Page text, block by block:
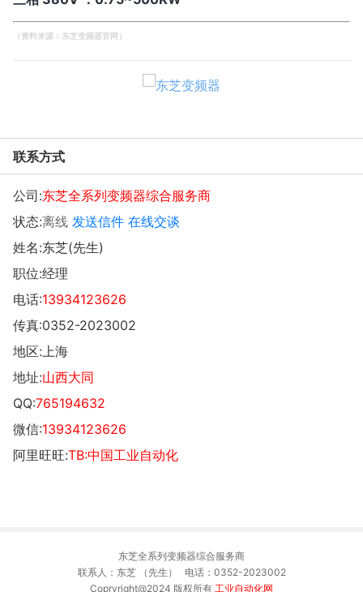
（资料来源： 东芝变频器官网 ）
联系方式
公司:东芝全系列变频器综合服务商
状态:离线 发送信件 在线交谈
姓名:东芝(先生)
职位:经理
电话:13934123626
传真:0352-2023002
地区:上海
地址:山西大同
QQ:765194632
微信:13934123626
阿里旺旺:TB:中国工业自动化
东芝全系列变频器综合服务商
联系人：东芝 （先生） 电话：0352-2023002
Copryright@2024 版权所有 工业自动化网